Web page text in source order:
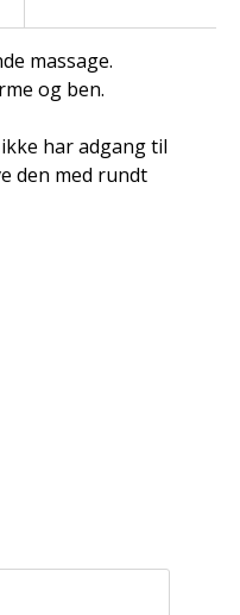
massage.
og ben.
har adgang til
den med rundt